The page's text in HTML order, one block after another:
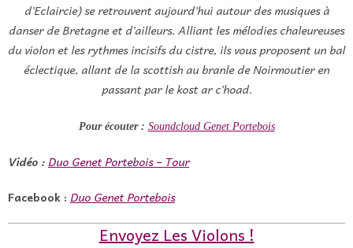
d’Eclaircie) se retrouvent aujourd’hui autour des musiques à
danser de Bretagne et d’ailleurs. Alliant les mélodies chaleureuses
du violon et les rythmes incisifs du cistre, ils vous proposent un bal
éclectique, allant de la scottish au branle de Noirmoutier en
passant par le kost ar c’hoad.
Pour écouter : Soundcloud Genet Portebois
Vidéo :Duo Genet Portebois – Tour
Facebook : Duo Genet Portebois
Envoyez Les Violons !